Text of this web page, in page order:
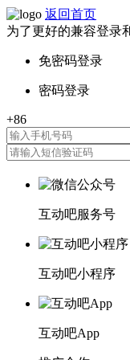
返回首页
为了更好的兼容登录
互动吧服务号
互动吧小程序
互动吧App